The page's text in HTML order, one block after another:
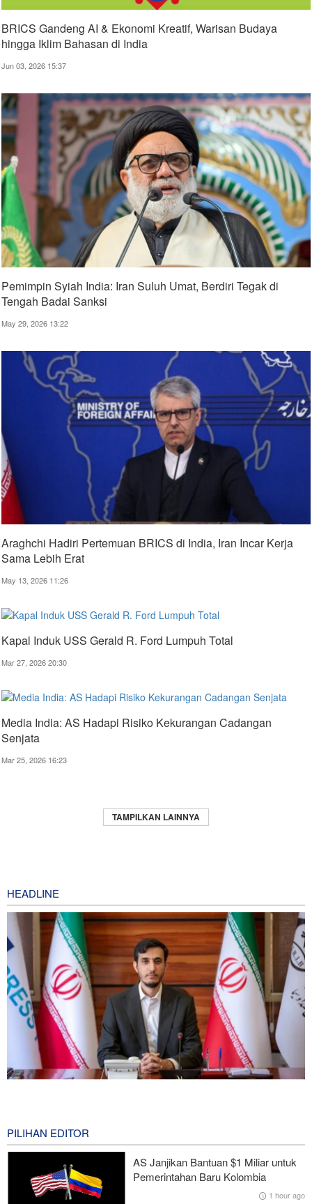
BRICS Gandeng AI & Ekonomi Kreatif, Warisan Budaya
hingga Iklim Bahasan di India
Jun 03, 2026 15:37
Pemimpin Syiah India: Iran Suluh Umat, Berdiri Tegak di
Tengah Badai Sanksi
May 29, 2026 13:22
Araghchi Hadiri Pertemuan BRICS di India, Iran Incar Kerja
Sama Lebih Erat
May 13, 2026 11:26
Kapal Induk USS Gerald R. Ford Lumpuh Total
Mar 27, 2026 20:30
Media India: AS Hadapi Risiko Kekurangan Cadangan
Senjata
Mar 25, 2026 16:23
TAMPILKAN LAINNYA
HEADLINE
Araghchi kepada Negara Tetangga: Kini Saatnya Andalkan Diri
Sendiri dan Jalin Persaudaraan Sejati
CNN: Kepala Staf Angkatan Bersenjata AS Cari Jalan untuk
PILIHAN EDITOR
AS Janjikan Bantuan $1 Miliar untuk
Pemerintahan Baru Kolombia
1 hour ago